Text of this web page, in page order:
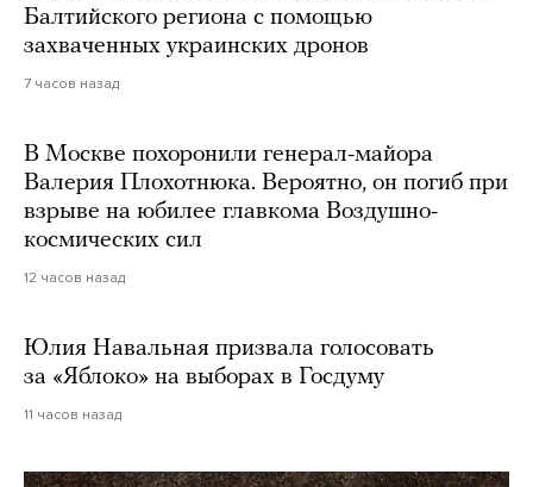
Балтийского региона с помощью
захваченных украинских дронов
7 часов назад
В Москве похоронили генерал-майора
Валерия Плохотнюка. Вероятно, он погиб при
взрыве на юбилее главкома Воздушно-
космических сил
12 часов назад
Юлия Навальная призвала голосовать
за «Яблоко» на выборах в Госдуму
11 часов назад